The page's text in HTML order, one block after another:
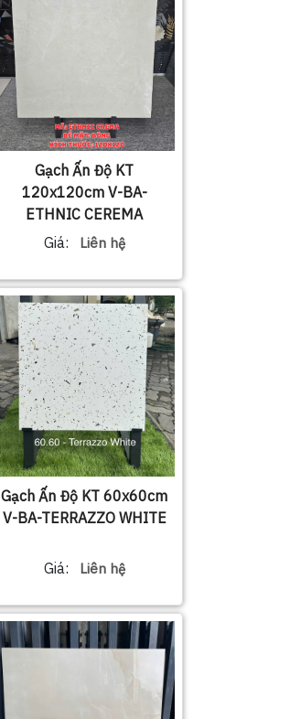
Gạch Ấn Độ KT
120x120cm V-BA-
ETHNIC CEREMA
Giá:
Liên hệ
Gạch Ấn Độ KT 60x60cm
V-BA-TERRAZZO WHITE
Giá: Liên hệ